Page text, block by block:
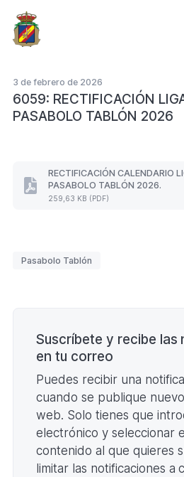
Saltar
al
contenido
3 de febrero de 2026
6059: RECTIFICACIÓN
PASABOLO TABLÓN 2026
RECTIFICACIÓN CALENDARIO
PASABOLO TABLÓN 2026.
259,63 KB (PDF)
RECTIFICACIÓN
CALENDARIO
TABLÓN
Etiquetas
Pasabolo Tablón
Suscríbete y recibe las
en tu correo
Puedes recibir una
cuando se publique
web. Solo tienes que
electrónico y seleccionar
contenido al que quieres
limitar las notificaciones a